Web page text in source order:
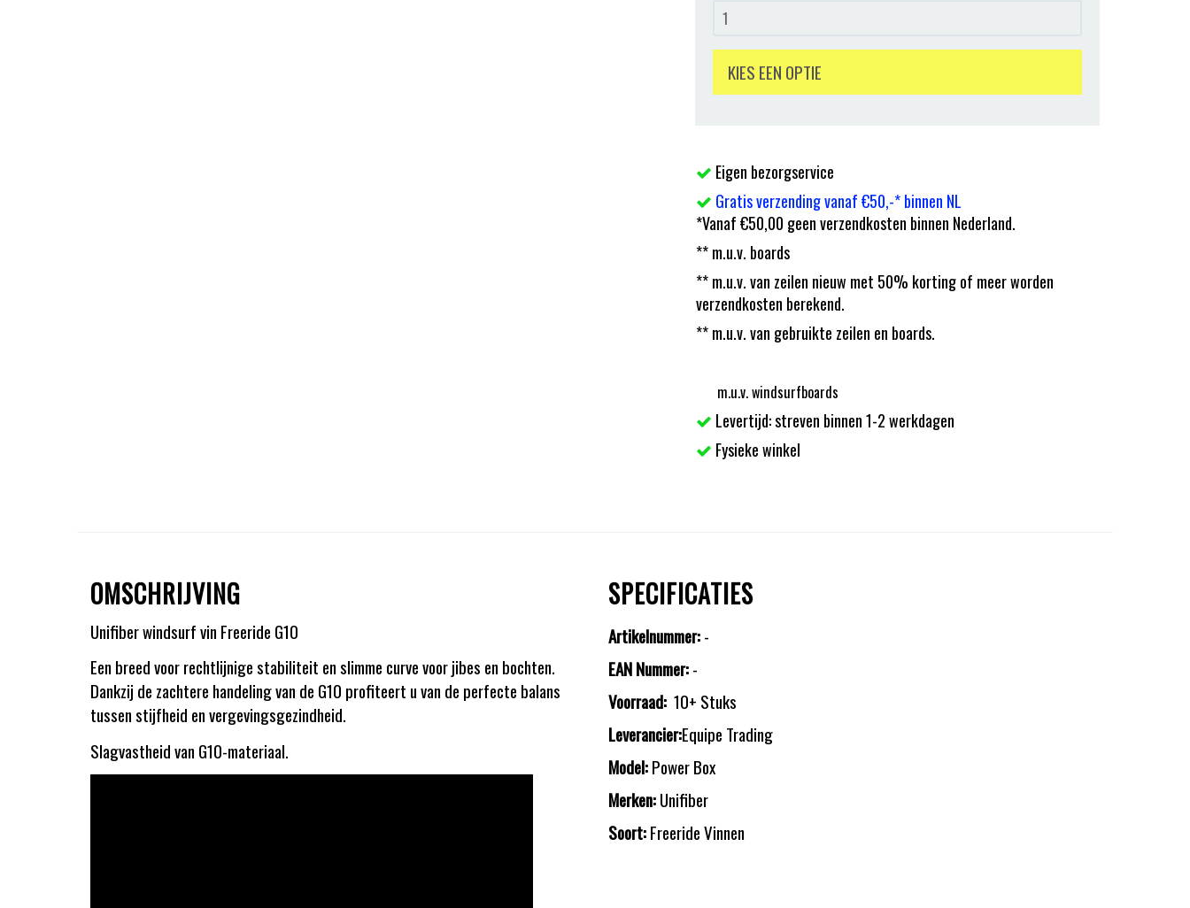
KIES EEN OPTIE
Eigen bezorgservice
Gratis verzending vanaf €50,-* binnen NL
*Vanaf €50,00 geen verzendkosten binnen Nederland.
** m.u.v. boards
** m.u.v. van zeilen nieuw met 50% korting of meer worden
verzendkosten berekend.
** m.u.v. van gebruikte zeilen en boards.
m.u.v. windsurfboards
Levertijd: streven binnen 1-2 werkdagen
Fysieke winkel
OMSCHRIJVING
Unifiber windsurf vin Freeride G10
Een breed voor rechtlijnige stabiliteit en slimme curve voor jibes en bochten.
Dankzij de zachtere handeling van de G10 profiteert u van de perfecte balans
tussen stijfheid en vergevingsgezindheid.
Slagvastheid van G10-materiaal.
SPECIFICATIES
Artikelnummer:-
EAN Nummer:-
Voorraad: 10+ Stuks
Leverancier:Equipe Trading
Model:Power Box
Merken:Unifiber
Soort:Freeride Vinnen